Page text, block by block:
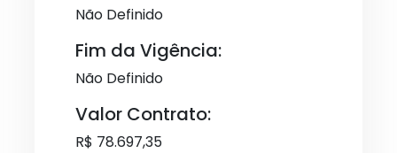
Não Definido
Fim da Vigência:
Não Definido
Valor Contrato:
R$ 78.697,35